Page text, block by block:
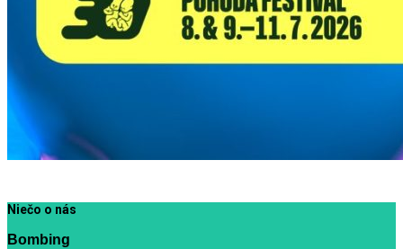
Niečo o nás
Bombing